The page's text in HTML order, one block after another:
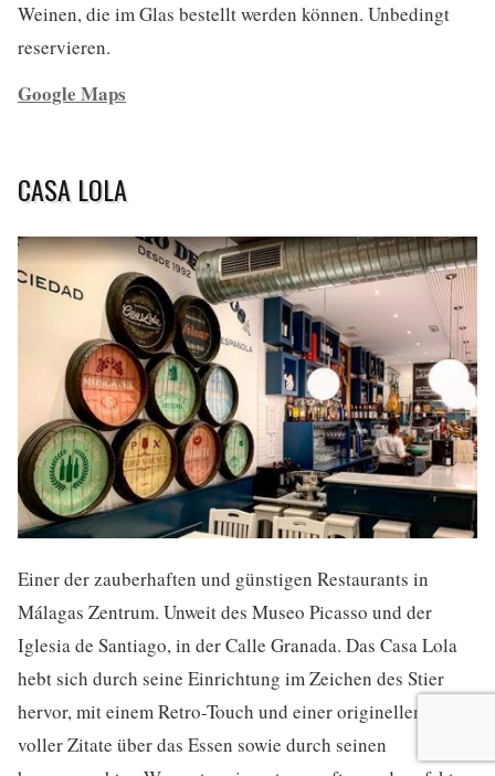
Weinen, die im Glas bestellt werden können. Unbedingt
reservieren.
Google Maps
CASA LOLA
Einer der zauberhaften und günstigen Restaurants in
Málagas Zentrum. Unweit des Museo Picasso und der
Iglesia de Santiago, in der Calle Granada. Das Casa Lola
hebt sich durch seine Einrichtung im Zeichen des Stier
hervor, mit einem Retro-Touch und einer originellen Wand
voller Zitate über das Essen sowie durch seinen